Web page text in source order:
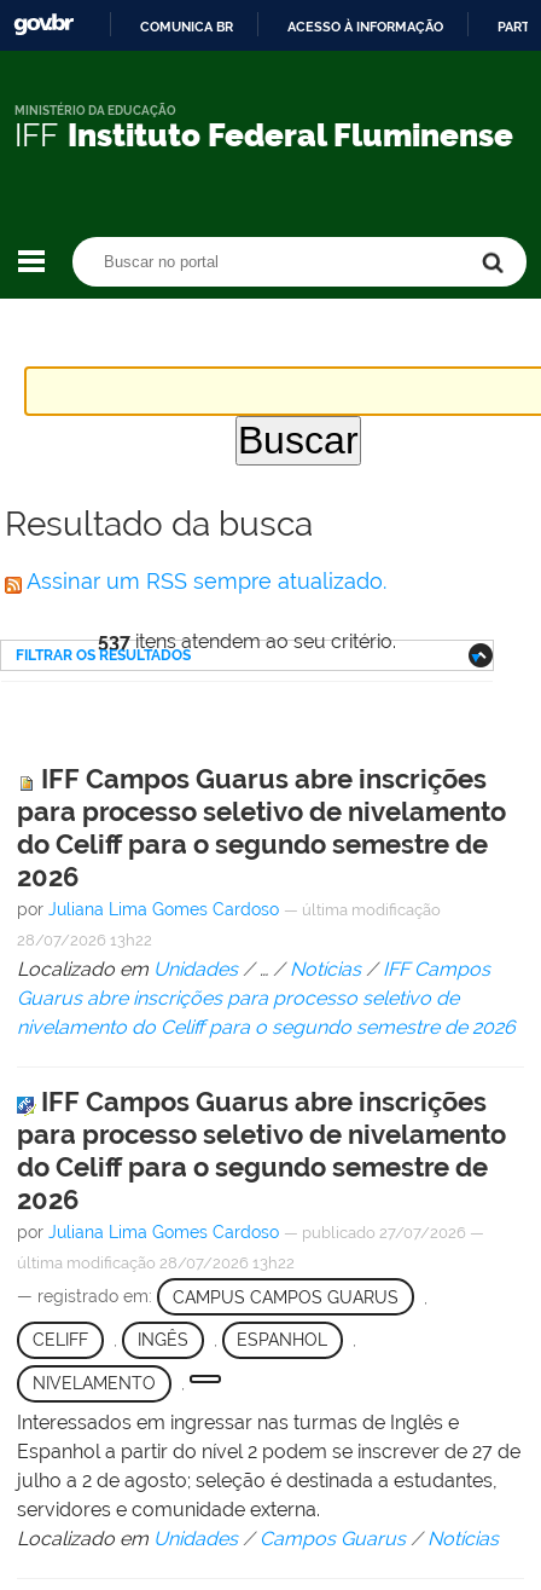
CONTEÚDO
COMUNICA BR ACESSO À INFORMAÇÃO
IFF Instituto Federal Fluminense
MINISTÉRIO DA EDUCAÇÃO
Resultado da busca
Assinar um RSS sempre atualizado.
537itens atendem ao seu critério.
FILTRAR OS RESULTADOS
IFF Campos Guarus abre inscrições
para processo seletivo de nivelamento
do Celiff para o segundo semestre de
2026
por Juliana Lima Gomes Cardoso — última modificação
28/07/2026 13h22
Localizado em Unidades /… /Notícias /IFF Campos
Guarus abre inscrições para processo seletivo de
nivelamento do Celiff para o segundo semestre de 2026
IFF Campos Guarus abre inscrições
para processo seletivo de nivelamento
do Celiff para o segundo semestre de
2026
por Juliana Lima Gomes Cardoso — publicado 27/07/2026 —
última modificação 28/07/2026 13h22
— registrado em: CAMPUS CAMPOS GUARUS
CELIFF , INGÊS , ESPANHOL ,
NIVELAMENTO
Interessados em ingressar nas turmas de Inglês e
Espanhol a partir do nível 2 podem se inscrever de 27 de
julho a 2 de agosto; seleção é destinada a estudantes,
servidores e comunidade externa.
Localizado em Unidades / Campos Guarus /Notícias